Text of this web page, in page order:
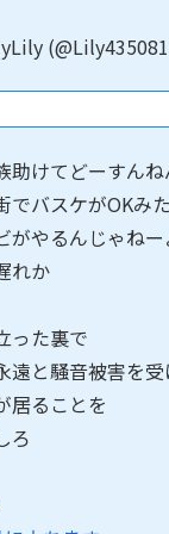
助けてどーすんね
でバスケがOKみ
がやるんじゃねー
れか
った裏で
遠と騒音被害を受
居ることを
ろ